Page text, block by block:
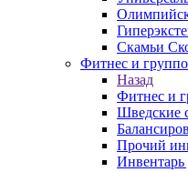
Скамьи
Фитнес и
Назад
Фитнес и
Шведские
Прочий
Инвентарь